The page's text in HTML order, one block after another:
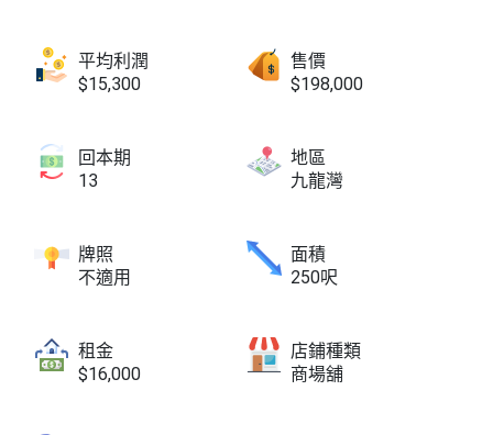
平均利潤
$15,300
售價
$198,000
回本期
13
地區
九龍灣
牌照
不適用
面積
250呎
租金
$16,000
店鋪種類
商場舖